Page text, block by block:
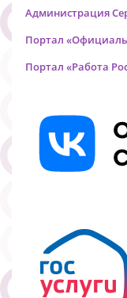
Администрация
Портал
Портал «Работа